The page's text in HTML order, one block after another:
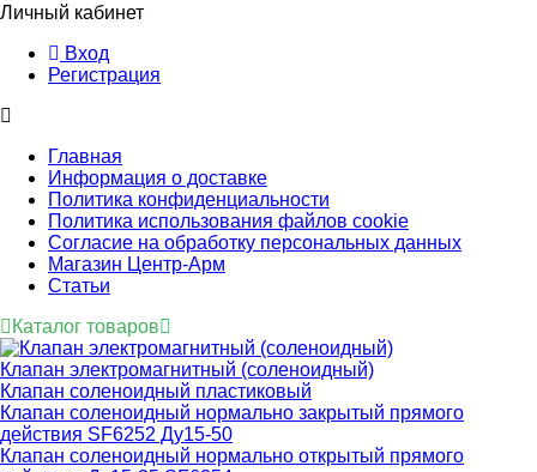
Личный кабинет
Вход
Регистрация
Главная
Информация о доставке
Политика конфиденциальности
Политика использования файлов cookie
Согласие на обработку персональных данных
Магазин Центр-Арм
Статьи
Каталог товаров
Клапан электромагнитный (соленоидный)
Клапан соленоидный пластиковый
Клапан соленоидный нормально закрытый прямого
действия SF6252 Ду15-50
Клапан соленоидный нормально открытый прямого